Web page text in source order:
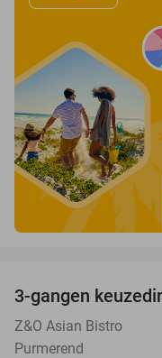
3-gangen
Z&O Asian Bistro
Purmerend